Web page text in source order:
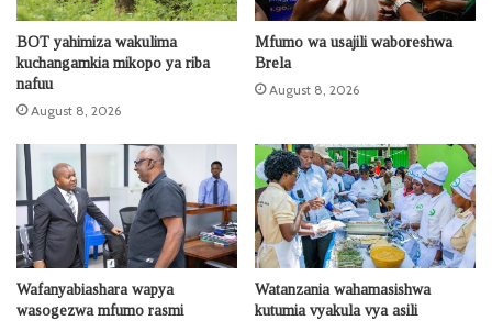
BOT yahimiza wakulima
kuchangamkia mikopo ya riba
nafuu
August 8, 2026
Mfumo wa usajili waboreshwa
Brela
August 8, 2026
Wafanyabiashara wapya
wasogezwa mfumo rasmi
Watanzania wahamasishwa
kutumia vyakula vya asili